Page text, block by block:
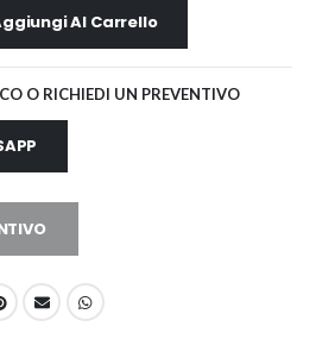
Al Carrello
O RICHIEDI UN PREVENTIVO